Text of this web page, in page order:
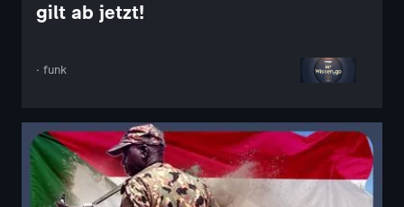
gilt ab jetzt!
· funk